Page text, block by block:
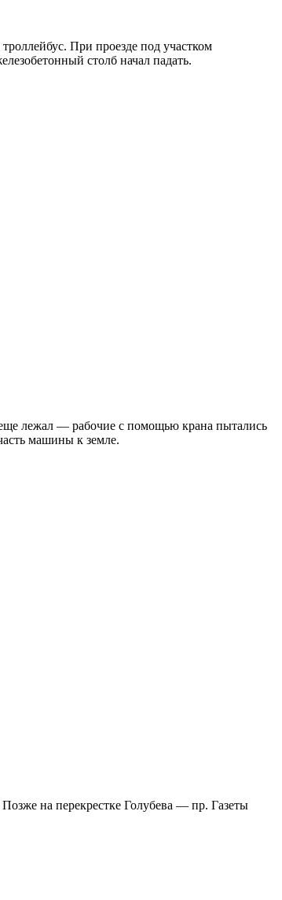
При проезде под участком
столб начал падать.
лежал — рабочие с помощью крана пытались
машины к земле.
на перекрестке Голубева — пр. Газеты